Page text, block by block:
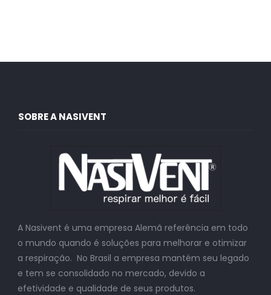
SOBRE A NASIVENT
A Nasivent é uma empresa Alemã referência em todo
o mundo quando é soluções para melhorar e otimizar
a respiração. No Brasil a empresa mantém seu legado
e tem se consolidado no mercado, devido a
efetividade e qualidade de seus produtos.